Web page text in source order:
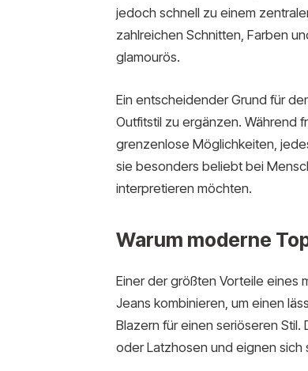
jedoch schnell zu einem
zahlreichen Schnitten, Farben
glamourös.
Ein entscheidender Grund für
Outfitstil zu ergänzen. Während
grenzenlose Möglichkeiten,
sie besonders beliebt bei
interpretieren möchten.
Warum moderne
Einer der größten Vorteile eines
Jeans kombinieren, um einen
Blazern für einen seriöseren
oder Latzhosen und eignen